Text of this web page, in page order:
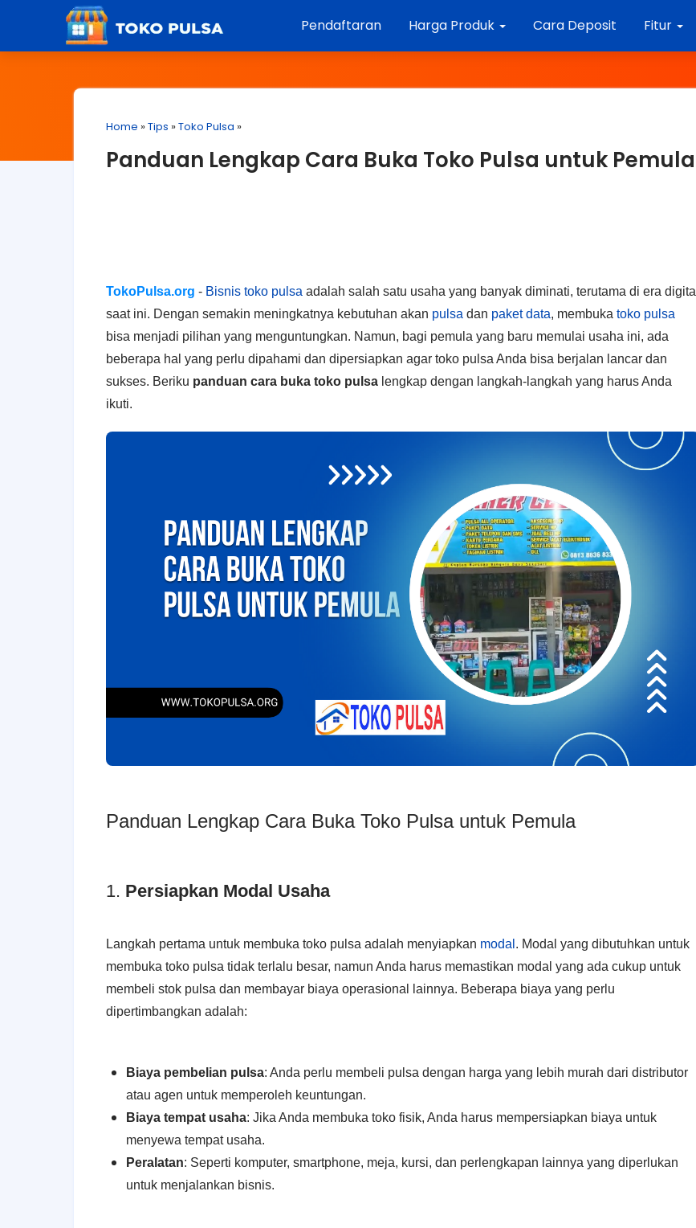
Pendaftaran Harga Produk Cara Deposit Fitur
Home »Tips »Toko Pulsa »
Panduan Lengkap Cara Buka Toko Pulsa untuk Pemula
TokoPulsa.org - Bisnis toko pulsa adalah salah satu usaha yang banyak diminati, terutama di era digital
saat ini. Dengan semakin meningkatnya kebutuhan akan pulsa dan paket data, membuka toko pulsa
bisa menjadi pilihan yang menguntungkan. Namun, bagi pemula yang baru memulai usaha ini, ada
beberapa hal yang perlu dipahami dan dipersiapkan agar toko pulsa Anda bisa berjalan lancar dan
sukses. Beriku panduan cara buka toko pulsa lengkap dengan langkah-langkah yang harus Anda
ikuti.
Panduan Lengkap Cara Buka Toko Pulsa untuk Pemula
1. Persiapkan Modal Usaha
Langkah pertama untuk membuka toko pulsa adalah menyiapkan modal . Modal yang dibutuhkan untuk
membuka toko pulsa tidak terlalu besar, namun Anda harus memastikan modal yang ada cukup untuk
membeli stok pulsa dan membayar biaya operasional lainnya. Beberapa biaya yang perlu
dipertimbangkan adalah:
Biaya pembelian pulsa: Anda perlu membeli pulsa dengan harga yang lebih murah dari distributor
atau agen untuk memperoleh keuntungan.
Biaya tempat usaha: Jika Anda membuka toko fisik, Anda harus mempersiapkan biaya untuk
menyewa tempat usaha.
Peralatan: Seperti komputer, smartphone, meja, kursi, dan perlengkapan lainnya yang diperlukan
untuk menjalankan bisnis.